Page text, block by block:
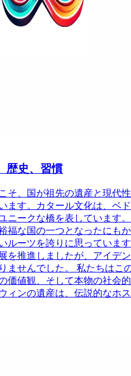
歴史、習慣
そ、国が祖先の遺産と現代
ます。カタール文化は、ベ
ニークな橋を表しています
福な国の一つとなったにも
ルーツを誇りに思っていま
を推進しましたが、アイデ
ませんでした。 私たちはこ
価値観、そして本物の社会
ィンの遺産は、伝説的なホ